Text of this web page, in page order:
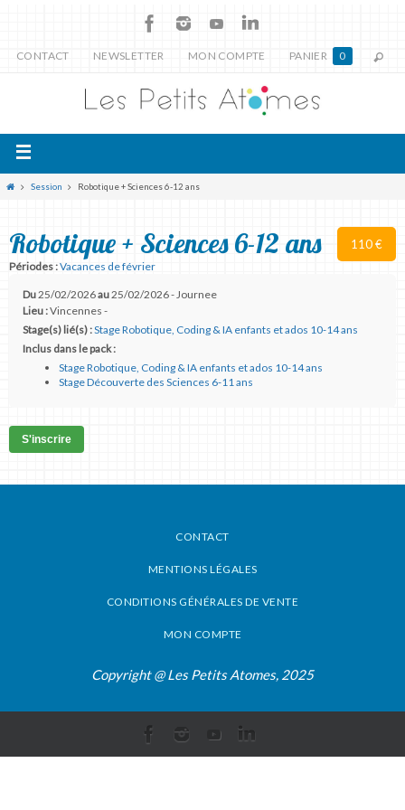
CONTACT NEWSLETTER MON COMPTE PANIER 0
Session Robotique + Sciences 6-12 ans
110 €
Robotique + Sciences 6-12 ans
Périodes :Vacances de février
Du25/02/2026au25/02/2026 - Journee
Lieu :Vincennes -
Stage(s) lié(s) :Stage Robotique, Coding & IA enfants et ados 10-14 ans
Inclus dans le pack :
Stage Robotique, Coding & IA enfants et ados 10-14 ans
Stage Découverte des Sciences 6-11 ans
S'inscrire
CONTACT
MENTIONS LÉGALES
CONDITIONS GÉNÉRALES DE VENTE
MON COMPTE
Copyright @ Les Petits Atomes, 2025